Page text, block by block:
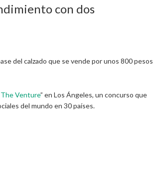
con dos
del calzado que se vende por unos 800 pesos
Venture” en Los Ángeles, un concurso que
del mundo en 30 países.